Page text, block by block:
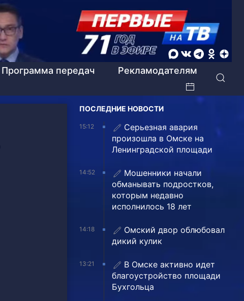
Программа передач
Рекламодателям
ПОСЛЕДНИЕ НОВОСТИ
15:12
Серьезная авария
произошла в Омске на
Ленинградской площади
14:52
Мошенники начали
обманывать подростков,
которым недавно
исполнилось 18 лет
14:18
Омский двор облюбовал
дикий кулик
13:21
В Омске активно идет
благоустройство площади
Бухгольца